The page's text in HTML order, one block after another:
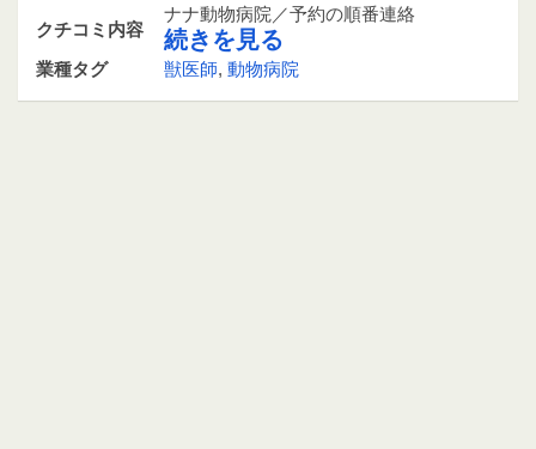
クチコミ内容
ナナ動物病院／予約の順番連絡
続きを見る
業種タグ 獣医師, 動物病院